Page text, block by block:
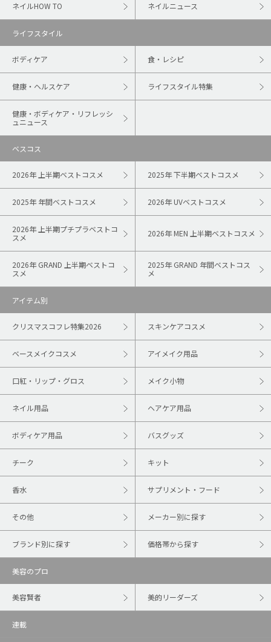
ネイルHOW TO ネイルニュース
ライフスタイル
ボディケア 食・レシピ
健康・ヘルスケア ライフスタイル特集
健康・ボディケア・リフレッシ
ュニュース
ベスコス
2026年 上半期ベストコスメ 2025年 下半期ベストコスメ
2025年 年間ベストコスメ 2026年 UVベストコスメ
2026年 上半期プチプラベストコ
スメ
2026年 MEN 上半期ベストコスメ
2026年 GRAND 上半期ベストコ
スメ
2025年 GRAND 年間ベストコス
メ
アイテム別
クリスマスコフレ特集2026 スキンケアコスメ
ベースメイクコスメ アイメイク用品
口紅・リップ・グロス メイク小物
ネイル用品 ヘアケア用品
ボディケア用品 バスグッズ
チーク キット
香水 サプリメント・フード
その他 メーカー別に探す
ブランド別に探す 価格帯から探す
美容のプロ
美容賢者 美的リーダーズ
連載